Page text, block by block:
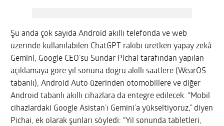
Şu anda çok sayıda Android akıllı telefonda ve web
üzerinde kullanılabilen ChatGPT rakibi üretken yapay zekâ
Gemini, Google CEO’su Sundar Pichai tarafından yapılan
açıklamaya göre yıl sonuna doğru akıllı saatlere (WearOS
tabanlı), Android Auto üzerinden otomobillere ve diğer
Android tabanlı akıllı cihazlara da entegre edilecek. “Mobil
cihazlardaki Google Asistan’ı Gemini’a yükseltiyoruz,” diyen
Pichai, ek olarak şunları söyledi: “Yıl sonunda tabletleri,